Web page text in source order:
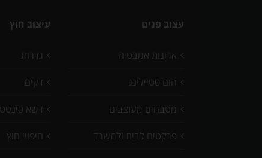
עצוב פנים
ארונות אמבטיה
הום סטיילינג
מטבחים מעוצבים
פרקטים לבית ולמשרד
עיצוב חוץ
גדרות
דקים
דשא סינטטי
חיפויי חוץ